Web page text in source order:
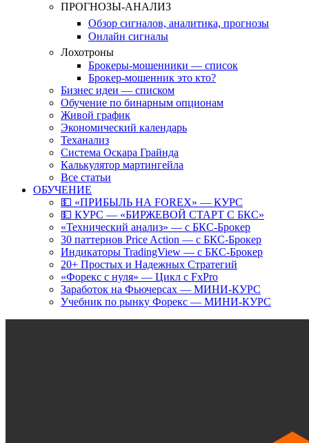
ПРОГНОЗЫ-АНАЛИЗ
Обзор сигналов, аналитика, прогнозы
Онлайн сигналы
Лохотроны
Брокеры-мошенники — список
Брокер-мошенник это кто?
Бизнес идеи — списком
Обучение по бинарным опционам
Живой график
Экономический календарь
Теханализ
Система Оскара Грайнда
Калькулятор мартингейла
Все статьи
ОБУЧЕНИЕ
💵 «ПРИБЫЛЬ НА FOREX» — КУРС
💵 КУРС — «БИРЖЕВОЙ СТАРТ С БКС»
«Технический анализ» — с БКС-Брокер
30 паттернов Price Action — с БКС-Брокер
Индикаторы TradingView — с БКС-Брокер
20+ Простых и Надежных Стратегий
«Форекс с нуля» — Цикл с FxPro
Заработок на Фьючерсах — МИНИ-КУРС
Учебник по рынку Форекс — МИНИ-КУРС